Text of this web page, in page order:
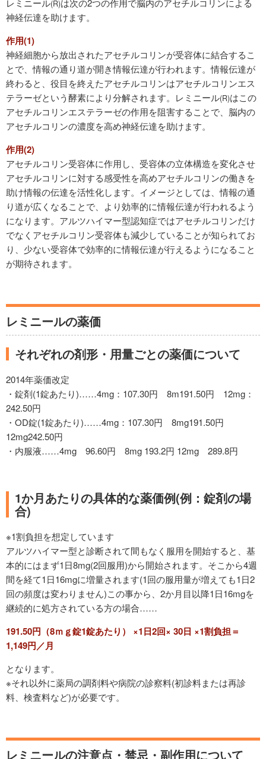
レミニール(R)は次の2つの作用で脳内のアセチルコリンによる
神経伝達を助けます。
作用(1)
神経細胞から放出されたアセチルコリンが受容体に結合するこ
とで、情報の通り道が開き情報伝達が行われます。情報伝達が
終わると、役目を終えたアセチルコリンはアセチルコリンエス
テラーゼという酵素により分解されます。レミニール(R)はこの
アセチルコリンエステラーゼの作用を阻害することで、脳内の
アセチルコリンの濃度を高め神経伝達を助けます。
作用(2)
アセチルコリン受容体に作用し、受容体の立体構造を変化させ
アセチルコリンに対する感受性を高めアセチルコリンの働きを
助け情報の伝達を活性化します。イメージとしては、情報の通
り道が広くなることで、より効率的に情報伝達が行われるよう
になります。アルツハイマー型認知症ではアセチルコリンだけ
でなくアセチルコリン受容体も減少していることが知られてお
り、少ない受容体で効率的に情報伝達が行えるようになること
が期待されます。
レミニールの薬価
それぞれの剤形・用量ごとの薬価について
2014年薬価改定
・錠剤(1錠あたり)……4mg：107.30円 8m191.50円 12mg：
242.50円
・OD錠(1錠あたり)……4mg：107.30円 8mg191.50円
12mg242.50円
・内服液……4mg 96.60円 8mg 193.2円 12mg 289.8円
1か月あたりの具体的な薬価例(例：錠剤の場
合)
※1割負担を想定しています
アルツハイマー型と診断されて間もなく服用を開始すると、基
本的にはまず1日8mg(2回服用)から開始されます。そこから4週
間を経て1日16mgに増量されます(1回の服用量が増えても1日2
回の頻度は変わりません)この事から、2か月目以降1日16mgを
継続的に処方されている方の場合……
191.50円（8ｍｇ錠1錠あたり） ×1日2回× 30日 ×1割負担＝
1,149円／月
となります。
※それ以外に薬局の調剤料や病院の診察料(初診料または再診
料、検査料など)が必要です。
レミニールの注意点・禁忌・副作用について